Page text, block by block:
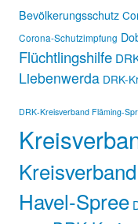
Bevölkerungsschutz
Corona-Schutzimpfung
Flüchtlingshilfe
Liebenwerda DRK-
DRK-Kreisverband Fläming-
Havel-Spree